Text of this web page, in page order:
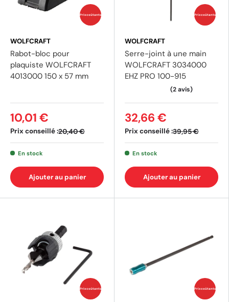
Prix coûtants
WOLFCRAFT
Rabot-bloc pour
plaquiste WOLFCRAFT
4013000 150 x 57 mm
Prix conseillé :20,40 €
10,01 €
En stock
Ajouter au panier
Prix coûtants
WOLFCRAFT
Serre-joint à une main
WOLFCRAFT 3034000
EHZ PRO 100-915
Prix conseillé :39,95 €
32,66 €
En stock
Ajouter au panier
Prix coûtants Prix coûtants